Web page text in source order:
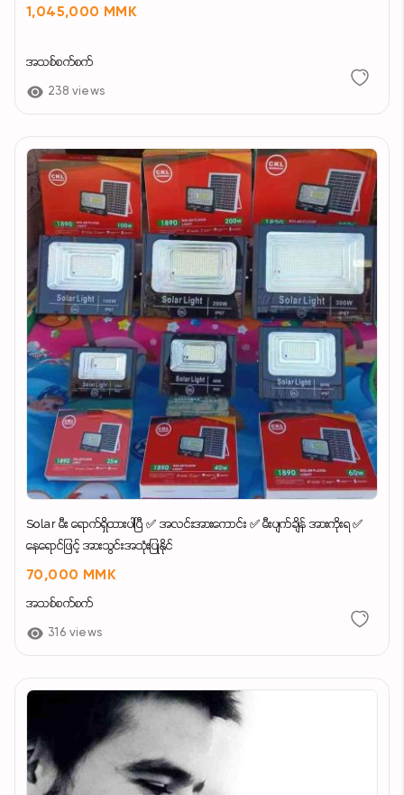
1,045,000 MMK
အသစ်စက်စက်
238 views
Solar မီး ရောက်ရှိထားပါပြီ ✅ အလင်းအားကောင်း ✅ မီးပျက်ချိန် အားကိုးရ ✅
နေရောင်ဖြင့် အားသွင်းအသုံးပြုနိုင်
70,000 MMK
အသစ်စက်စက်
316 views